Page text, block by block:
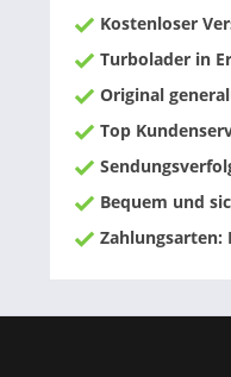
Kostenloser
Turbolader in
Original
Top
Bequem und
Zahlungsarten: